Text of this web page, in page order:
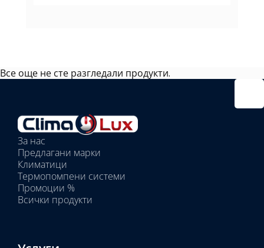
Все още не сте разгледали продукти.
Избрани
вътрешни
тела:
Избрано
тяло:
За нас
Предлагани марки
Климатици
Термопомпени системи
Промоции %
Всички продукти